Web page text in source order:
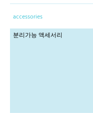
accessories
분리가능 액세서리